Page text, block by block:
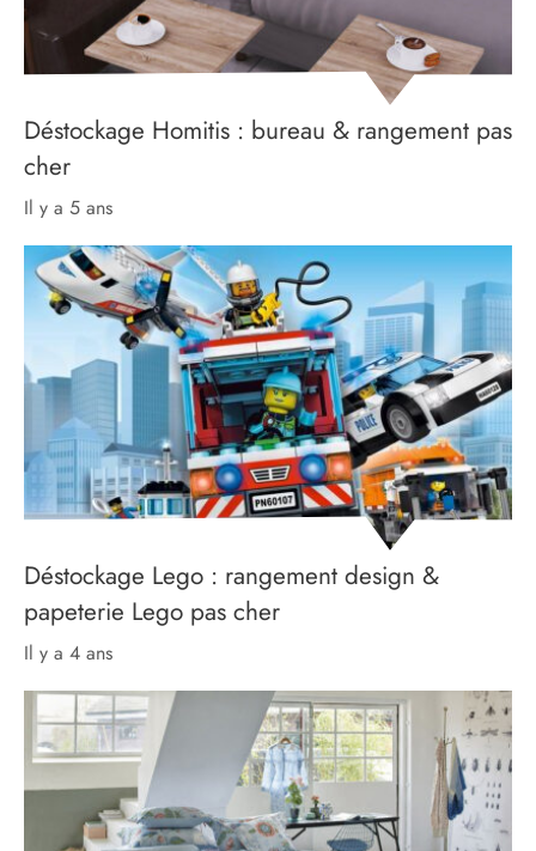
Déstockage Homitis : bureau & rangement pas
cher
il y a 5 ans
Déstockage Lego : rangement design &
papeterie Lego pas cher
il y a 4 ans